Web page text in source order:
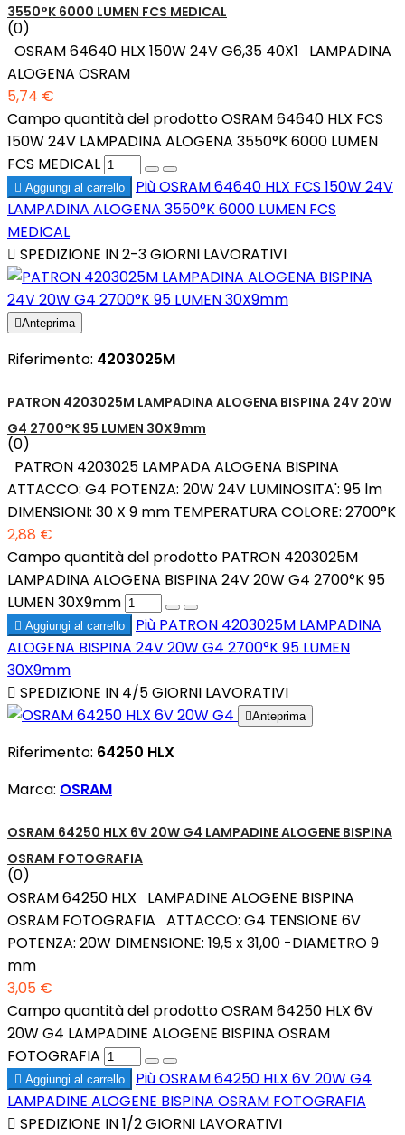
3550°K 6000 LUMEN FCS MEDICAL
(0)
OSRAM 64640 HLX 150W 24V G6,35 40X1 LAMPADINA
ALOGENA OSRAM
5,74 €
Campo quantità del prodotto OSRAM 64640 HLX FCS
150W 24V LAMPADINA ALOGENA 3550°K 6000 LUMEN
FCS MEDICAL
 Aggiungi al carrello PiùOSRAM 64640 HLX FCS 150W 24V
LAMPADINA ALOGENA 3550°K 6000 LUMEN FCS
MEDICAL
 SPEDIZIONE IN 2-3 GIORNI LAVORATIVI
Anteprima
Riferimento: 4203025M
PATRON 4203025M LAMPADINA ALOGENA BISPINA 24V 20W
G4 2700°K 95 LUMEN 30X9mm
(0)
PATRON 4203025 LAMPADA ALOGENA BISPINA
ATTACCO: G4 POTENZA: 20W 24V LUMINOSITA': 95 lm
DIMENSIONI: 30 X 9 mm TEMPERATURA COLORE: 2700°K
2,88 €
Campo quantità del prodotto PATRON 4203025M
LAMPADINA ALOGENA BISPINA 24V 20W G4 2700°K 95
LUMEN 30X9mm
 Aggiungi al carrello Più PATRON 4203025M LAMPADINA
ALOGENA BISPINA 24V 20W G4 2700°K 95 LUMEN
30X9mm
 SPEDIZIONE IN 4/5 GIORNI LAVORATIVI
Anteprima
Riferimento: 64250 HLX
Marca: OSRAM
OSRAM 64250 HLX 6V 20W G4 LAMPADINE ALOGENE BISPINA
OSRAM FOTOGRAFIA
(0)
OSRAM 64250 HLX LAMPADINE ALOGENE BISPINA
OSRAM FOTOGRAFIA ATTACCO: G4 TENSIONE 6V
POTENZA: 20W DIMENSIONE: 19,5 x 31,00 -DIAMETRO 9
mm
3,05 €
Campo quantità del prodotto OSRAM 64250 HLX 6V
20W G4 LAMPADINE ALOGENE BISPINA OSRAM
FOTOGRAFIA
 Aggiungi al carrello PiùOSRAM 64250 HLX 6V 20W G4
LAMPADINE ALOGENE BISPINA OSRAM FOTOGRAFIA
 SPEDIZIONE IN 1/2 GIORNI LAVORATIVI